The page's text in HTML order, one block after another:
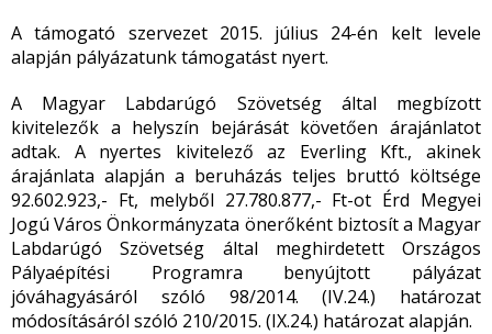
A támogató szervezet 2015. július 24-én kelt levele
alapján pályázatunk támogatást nyert.
A Magyar Labdarúgó Szövetség által megbízott
kivitelezők a helyszín bejárását követően árajánlatot
adtak. A nyertes kivitelező az Everling Kft., akinek
árajánlata alapján a beruházás teljes bruttó költsége
92.602.923,- Ft, melyből 27.780.877,- Ft-ot Érd Megyei
Jogú Város Önkormányzata önerőként biztosít a Magyar
Labdarúgó Szövetség által meghirdetett Országos
Pályaépítési Programra benyújtott pályázat
jóváhagyásáról szóló 98/2014. (IV.24.) határozat
módosításáról szóló 210/2015. (IX.24.) határozat alapján.